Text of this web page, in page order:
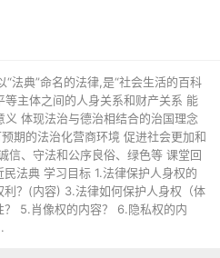
法典”命名的法律,是“社会生活的百科
主体之间的人身关系和财产关系 能
体现法治与德治相结合的治国理念
期的法治化营商环境 促进社会更加和
信、守法和公序良俗、绿色等 课堂回
法典 学习目标 1.法律保护人身权的
？(内容) 3.法律如何保护人身权（体
5.肖像权的内容？ 6.隐私权的内